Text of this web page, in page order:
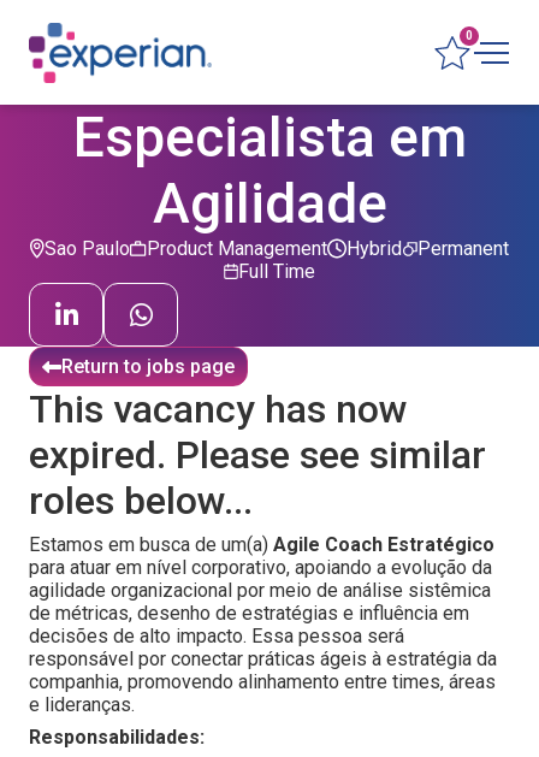
0
Especialista em
Agilidade
Sao Paulo Product Management Permanent
Hybrid
Full Time
Return to jobs page
This vacancy has now
expired. Please see similar
roles below...
Estamos em busca de um(a) Agile Coach Estratégico
para atuar em nível corporativo, apoiando a evolução da
agilidade organizacional por meio de análise sistêmica
de métricas, desenho de estratégias e influência em
decisões de alto impacto. Essa pessoa será
responsável por conectar práticas ágeis à estratégia da
companhia, promovendo alinhamento entre times, áreas
e lideranças.
Responsabilidades: